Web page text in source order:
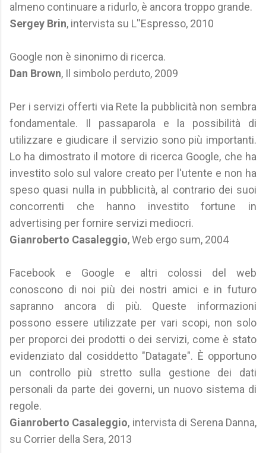
almeno continuare a ridurlo, è ancora troppo grande.
Sergey Brin, intervista su L''Espresso, 2010
Google non è sinonimo di ricerca.
Dan Brown, Il simbolo perduto, 2009
Per i servizi offerti via Rete la pubblicità non sembra
fondamentale. Il passaparola e la possibilità di
utilizzare e giudicare il servizio sono più importanti.
Lo ha dimostrato il motore di ricerca Google, che ha
investito solo sul valore creato per l'utente e non ha
speso quasi nulla in pubblicità, al contrario dei suoi
concorrenti che hanno investito fortune in
advertising per fornire servizi mediocri.
Gianroberto Casaleggio, Web ergo sum, 2004
Facebook e Google e altri colossi del web
conoscono di noi più dei nostri amici e in futuro
sapranno ancora di più. Queste informazioni
possono essere utilizzate per vari scopi, non solo
per proporci dei prodotti o dei servizi, come è stato
evidenziato dal cosiddetto "Datagate". È opportuno
un controllo più stretto sulla gestione dei dati
personali da parte dei governi, un nuovo sistema di
regole.
Gianroberto Casaleggio, intervista di Serena Danna,
su Corrier della Sera, 2013